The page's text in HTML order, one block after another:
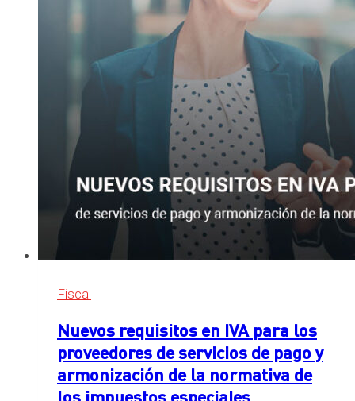
dispositivos
electrónicos
en
inspección
derechos
fundamentales
Fiscal
Nuevos requisitos en IVA para los
proveedores de servicios de pago y
armonización de la normativa de
los impuestos especiales